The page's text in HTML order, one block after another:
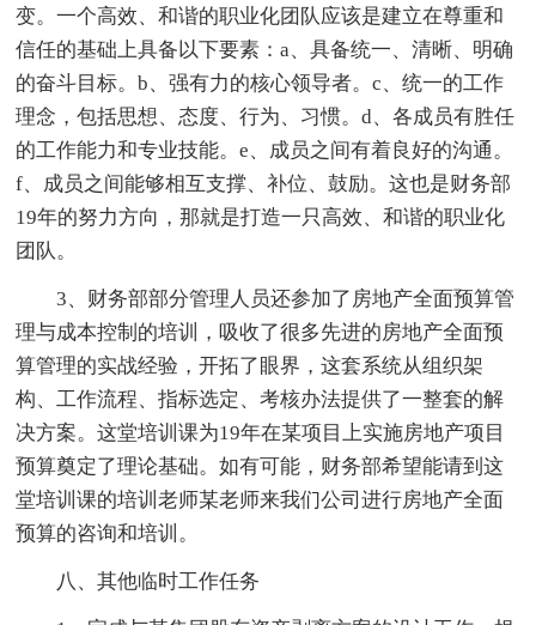
变。一个高效、和谐的职业化团队应该是建立在尊重和
信任的基础上具备以下要素：a、具备统一、清晰、明确
的奋斗目标。b、强有力的核心领导者。c、统一的工作
理念，包括思想、态度、行为、习惯。d、各成员有胜任
的工作能力和专业技能。e、成员之间有着良好的沟通。
f、成员之间能够相互支撑、补位、鼓励。这也是财务部
19年的努力方向，那就是打造一只高效、和谐的职业化
团队。
3、财务部部分管理人员还参加了房地产全面预算管
理与成本控制的培训，吸收了很多先进的房地产全面预
算管理的实战经验，开拓了眼界，这套系统从组织架
构、工作流程、指标选定、考核办法提供了一整套的解
决方案。这堂培训课为19年在某项目上实施房地产项目
预算奠定了理论基础。如有可能，财务部希望能请到这
堂培训课的培训老师某老师来我们公司进行房地产全面
预算的咨询和培训。
八、其他临时工作任务